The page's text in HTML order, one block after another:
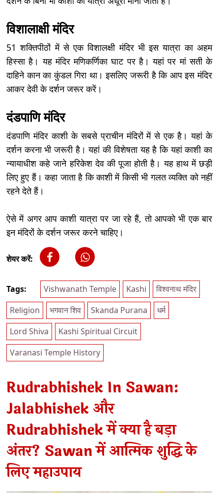
विशालाक्षी मंदिर
51 शक्तिपीठों में से एक विशालक्षी मंदिर भी इस यात्रा का अहम
हिस्सा है। यह मंदिर मणिकर्णिका घाट पर है। यहां पर मां सती के
दाहिने कान का कुंडल गिरा था। इसलिए जरूरी है कि आप इस मंदिर
आकर देवी के दर्शन जरूर करें।
दंडपाणि मंदिर
दंडपाणि मंदिर काशी के सबसे प्राचीन मंदिरों में से एक है। यहां के
दर्शन करना भी जरूरी है। यहां की विशेषता यह है कि यहां काशी का
न्यायाधीश कहे जाने हरिकेश देव की पूजा होती है। यह हाथ में छड़ी
लिए हुए हैं। कहा जाता है कि काशी में किसी भी गलत व्यक्ति को नहीं
रहने देते हैं।
ऐसे में अगर आप काशी यात्रा पर जा रहे हैं, तो आपको भी एक बार
इन मंदिरों के दर्शन जरूर करने चाहिए।
शेयर करें:
Tags: Vishwanath Temple Kashi
विश्वनाथ मंदिर
Religion
भगवान शिव Skanda Purana
धर्म
Lord Shiva
Kashi Spiritual Circuit
Varanasi Temple History
Rudrabhishek In Sawan:
Jalabhishek और
Rudrabhishek में क्या है बड़ा
अंतर? Sawan में आत्मिक शुद्धि के
लिए महाउपाय